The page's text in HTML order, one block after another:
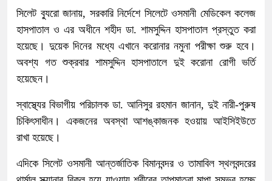
সিলেট ব্যুরো জানায়, সরকারি নির্দেশে সিলেটে ওসমানী মেডিকেল কলেজ
হাসপাতাল ও এর অধীনে শহীদ ডা. শামসুদ্দিন হাসপাতাল প্রস্তুত করা
হয়েছে। দুয়েক দিনের মধ্যে এখানে করোনার নমুনা পরীক্ষা শুরু হবে।
অবশ্য গত শুক্রবার শামসুদ্দিন হাসপাতালে দুই করোনা রোগী ভর্তি
হয়েছেন।
স্বাস্থ্যের বিভাগীয় পরিচালক ডা. আনিসুর রহমান জানান, দুই নারী-পুরুষ
চিকিৎসাধীন। একজনের অবস্থা আশঙ্কাজনক হওয়ায় আইসিইউতে
রাখা হয়েছে।
এদিকে সিলেট ওসমানী আন্তর্জাতিক বিমানবন্দর ও তামাবিল স্থলবন্দরের